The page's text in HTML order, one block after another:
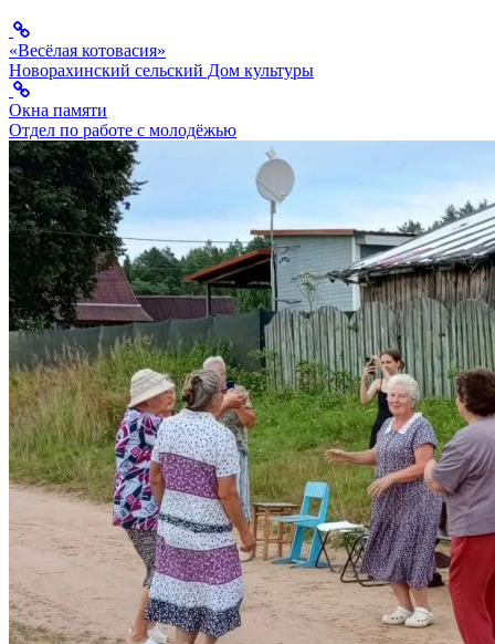
«Весёлая котовасия»
Новорахинский сельский Дом культуры
Окна памяти
Отдел по работе с молодёжью